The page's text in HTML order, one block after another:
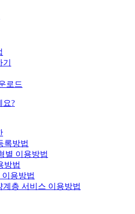
로드
요?
록방법
별 이용방법
방법
용방법
계층 서비스 이용방법